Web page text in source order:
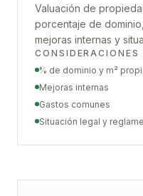
Valuación de
porcentaje de
mejoras internas y
CONSIDERACIONES
% de dominio y m²
Mejoras internas
Gastos comunes
Situación legal y